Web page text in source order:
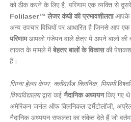
को ठीक करने के लिए है, परिणाम एक व्यक्ति से
Folilaser™ लेजर कंघी की प्रभावशीलताआपके
अन्य उपचार विधियों पर आधारित है जिनसे आप
परिणामआपको गंजेपन वाले क्षेत्र में अपने बालों की
ताकत के मामले मेंबेहतर बालों के विकासकी पेशकश
हैं।
सिग्ना हेल्थ केयर, क्लीवलैंड क्लिनिक, मियामी
विश्वविद्यालयद्वारा कई नैदानिक अध्ययनकिए गए
अमेरिकन जर्नल ऑफ क्लिनिकल डर्मेटोलॉजी,
नैदानिक अध्ययन सफलता का संकेत देते हैं जो